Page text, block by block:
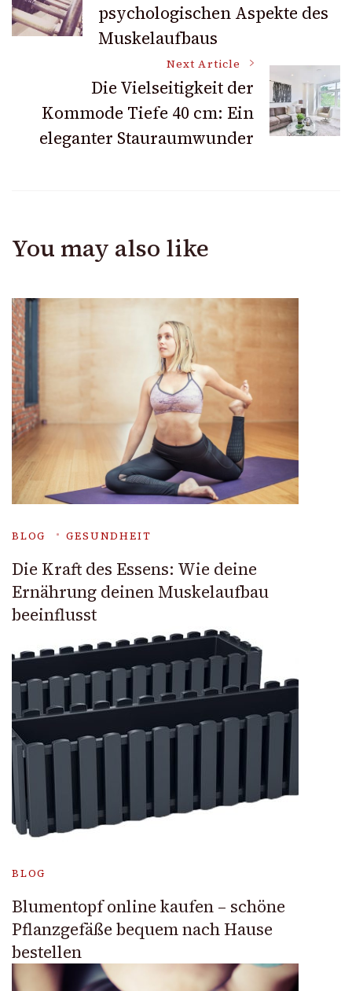
Navigationpsychologischen Aspekte des
Muskelaufbaus
Next Article
Die Vielseitigkeit der
Kommode Tiefe 40 cm: Ein
eleganter Stauraumwunder
You may also like
BLOG GESUNDHEIT
Die Kraft des Essens: Wie deine
Ernährung deinen Muskelaufbau
beeinflusst
BLOG
Blumentopf online kaufen – schöne
Pflanzgefäße bequem nach Hause
bestellen